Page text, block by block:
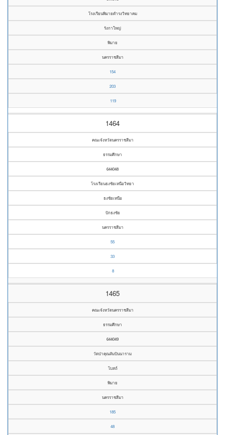
โรงเรียนพิมายดำรงวิทยาคม
รังกาใหญ่
พิมาย
นครราชสีมา
154
203
119
1464
คณะจังหวัดนครราชสีมา
ธรรมศึกษา
644048
โรงเรียนธงชัยเหนือวิทยา
ธงชัยเหนือ
ปักธงชัย
นครราชสีมา
55
33
8
1465
คณะจังหวัดนครราชสีมา
ธรรมศึกษา
644049
วัดป่าคุณสัมปันนาราม
โบสถ์
พิมาย
นครราชสีมา
185
48